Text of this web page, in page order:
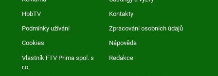
HbbTV Kontakty
Podmínky užívání Zpracování osobních údajů
Cookies Nápověda
Vlastník FTV Prima spol. s
r.o.
Redakce